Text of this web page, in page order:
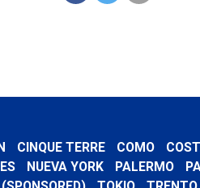
CINQUE TERRE COMO
NUEVA YORK PALERMO